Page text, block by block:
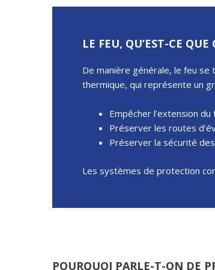
LE FEU, QU’EST-CE QUE
De manière générale, le feu se
thermique, qui représente un
Empêcher l’extension
Préserver les routes
Préserver la sécurité
Les systèmes de protection
POURQUOI PARLE-T-ON DE